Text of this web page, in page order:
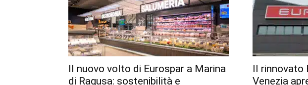
Il nuovo volto di Eurospar a Marina
di Ragusa: sostenibilità e
Il rinnovato
Venezia